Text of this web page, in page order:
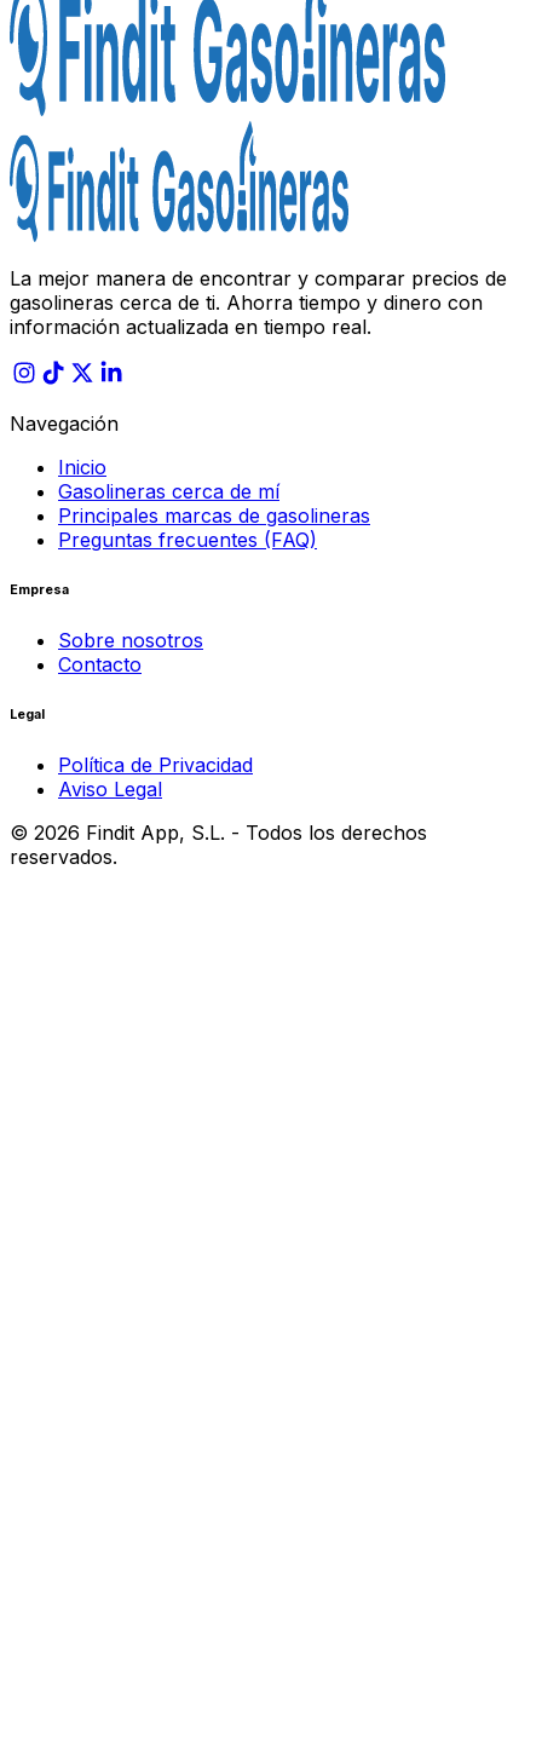
La mejor manera de encontrar y comparar precios de
gasolineras cerca de ti. Ahorra tiempo y dinero con
información actualizada en tiempo real.
Navegación
Inicio
Gasolineras cerca de mí
Principales marcas de gasolineras
Preguntas frecuentes (FAQ)
Empresa
Sobre nosotros
Contacto
Legal
Política de Privacidad
Aviso Legal
© 2026 Findit App, S.L. - Todos los derechos
reservados.